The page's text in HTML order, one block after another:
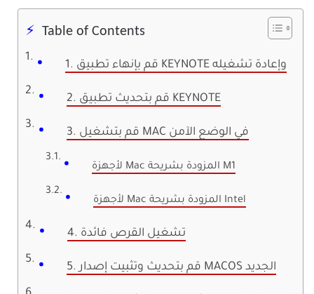
Table of Contents
1. قم بإنهاء تطبيق KEYNOTE وإعادة تشغيله
2. قم بتحديث تطبيق KEYNOTE
3. قم بتشغيل MAC في الوضع الآمن
لأجهزة Mac المزودة بشريحة M1
لأجهزة Mac المزودة بشريحة Intel
4. تشغيل القرص فائدة
5. قم بتحديث وتثبيت إصدار MACOS الجديد